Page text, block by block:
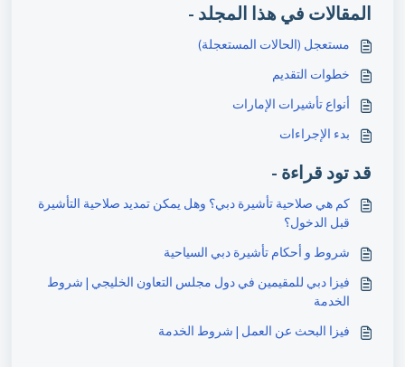
المقالات في هذا المجلد -
مستعجل (الحالات المستعجلة)
خطوات التقديم
أنواع تأشيرات الإمارات
بدء الإجراءات
قد تود قراءة -
كم هي صلاحية تأشيرة دبي؟ وهل يمكن تمديد صلاحية التأشيرة
قبل الدخول؟
شروط و أحكام تأشيرة دبي السياحية
فيزا دبي للمقيمين في دول مجلس التعاون الخليجي | شروط
الخدمة
فيزا البحث عن العمل | شروط الخدمة